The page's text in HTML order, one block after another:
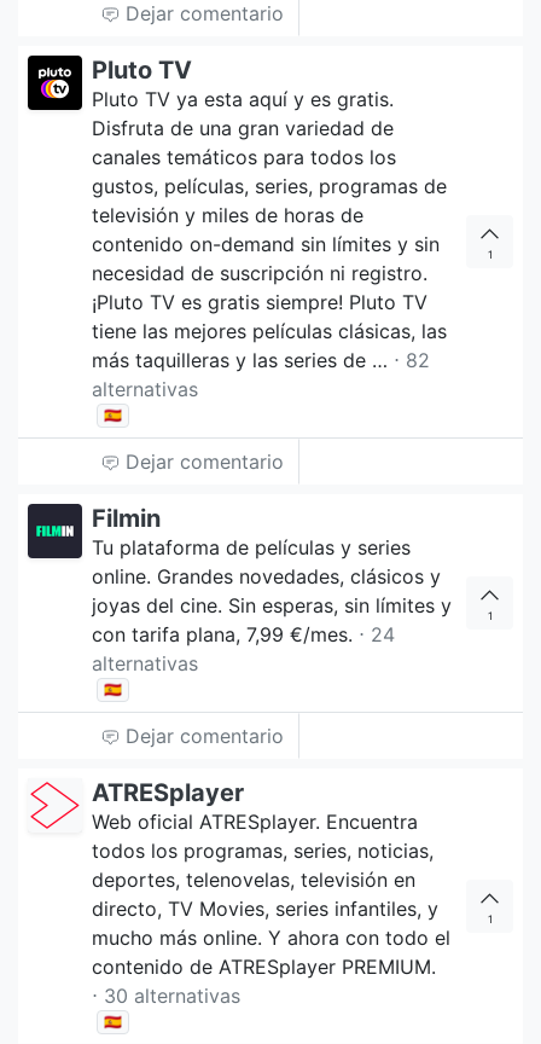
Dejar comentario
Pluto TV
Pluto TV ya esta aquí y es gratis.
Disfruta de una gran variedad de
canales temáticos para todos los
gustos, películas, series, programas de
televisión y miles de horas de
contenido on-demand sin límites y sin
necesidad de suscripción ni registro.
¡Pluto TV es gratis siempre! Pluto TV
tiene las mejores películas clásicas, las
más taquilleras y las series de … ⋅ 82
alternativas
🇪🇸
1
Dejar comentario
Filmin
Tu plataforma de películas y series
online. Grandes novedades, clásicos y
joyas del cine. Sin esperas, sin límites y
con tarifa plana, 7,99 €/mes. ⋅ 24
alternativas
🇪🇸
1
Dejar comentario
ATRESplayer
Web oficial ATRESplayer. Encuentra
todos los programas, series, noticias,
deportes, telenovelas, televisión en
directo, TV Movies, series infantiles, y
mucho más online. Y ahora con todo el
contenido de ATRESplayer PREMIUM.
⋅ 30 alternativas
🇪🇸
1